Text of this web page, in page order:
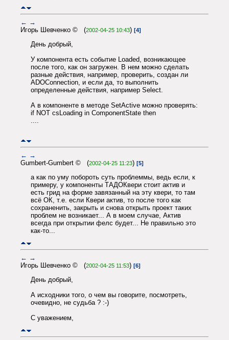
← →
Игорь Шевченко © (2002-04-25 10:43) [4]
День добрый,
У компонента есть событие Loaded, возникающее
после того, как он загружен. В нем можно сделать
разные действия, например, проверить, создан ли
ADOConnection, и если да, то выполнить
определенные действия, например Select.
А в компоненте в методе SetActive можно проверять:
if NOT csLoading in ComponentState then
....
← →
Gumbert-Gumbert © (2002-04-25 11:23) [5]
а как по уму побороть суть проблеммы, ведь если, к
примеру, у компоненты ТАДОКвери стоит актив и
есть грид на форме завязанный на эту квери, то там
всё ОК, т.е. если Квери актив, то после того как
сохраненить, закрыть и снова открыть проект таких
проблем не возникает... А в моем случае, Актив
всегда при открытии фелс будет... Не правильно это
как-то...
← →
Игорь Шевченко © (2002-04-25 11:53) [6]
День добрый,
А исходники того, о чем вы говорите, посмотреть,
очевидно, не судьба ? :-)
С уважением,